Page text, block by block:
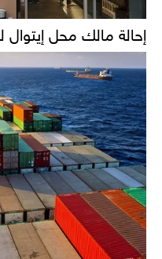
إحالة مالك محل إيتوال